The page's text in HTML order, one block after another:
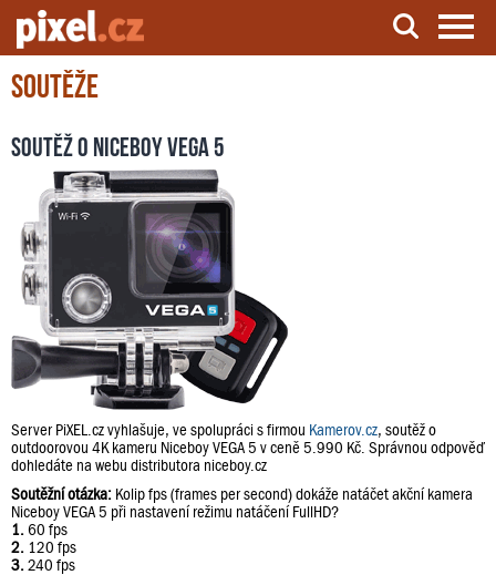
Server o natáčení a zpracování videa
Soutěže
Soutěž o Niceboy VEGA 5
Server PiXEL.cz vyhlašuje, ve spolupráci s firmou Kamerov.cz, soutěž o
outdoorovou 4K kameru Niceboy VEGA 5 v ceně 5.990 Kč. Správnou odpověď
dohledáte na webu distributora niceboy.cz
Soutěžní otázka: Kolip fps (frames per second) dokáže natáčet akční kamera
Niceboy VEGA 5 při nastavení režimu natáčení FullHD?
1. 60 fps
2. 120 fps
3. 240 fps